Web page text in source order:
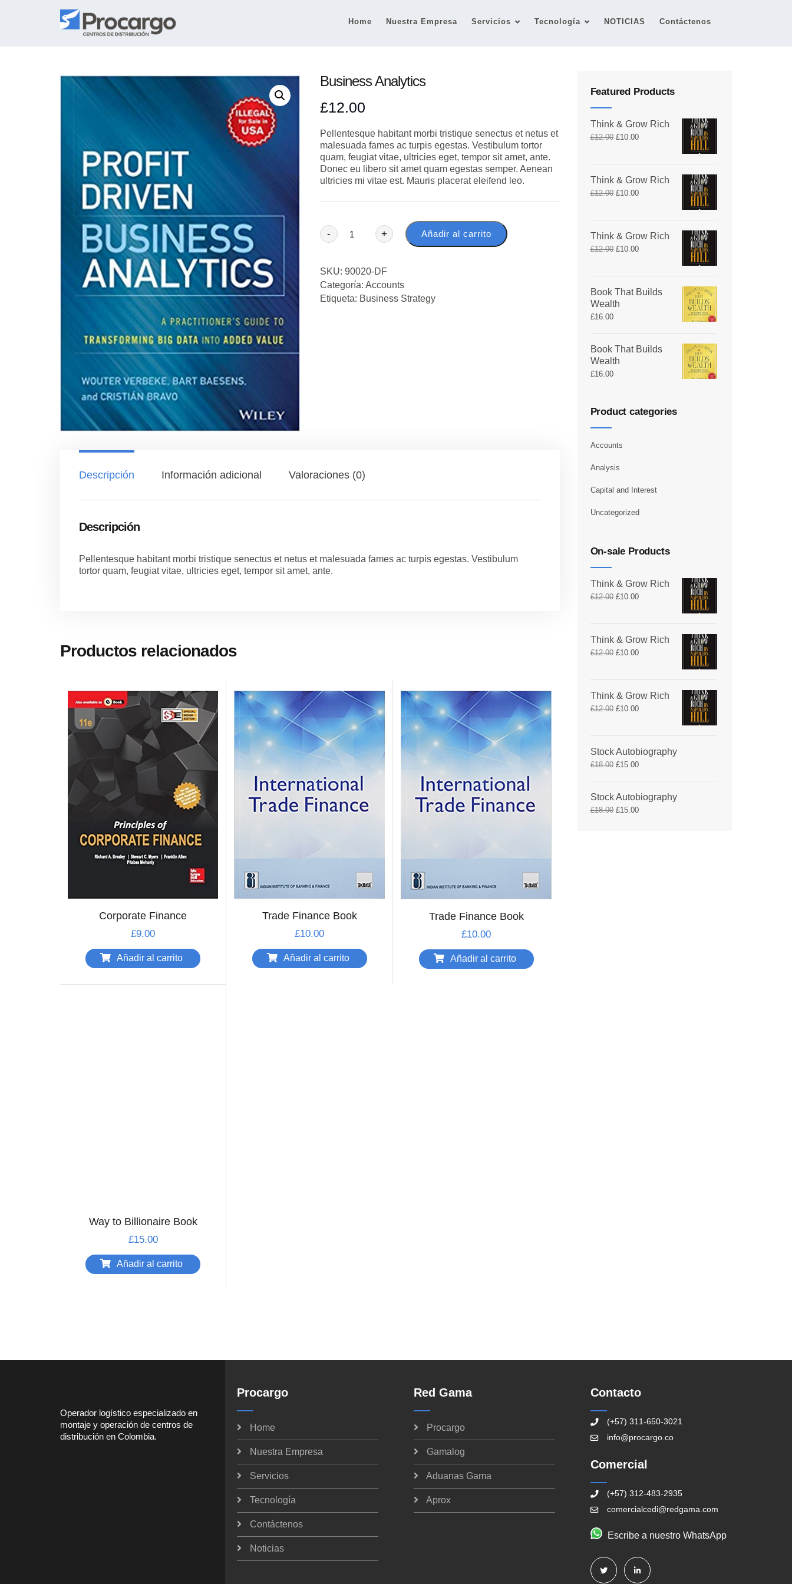
Home Nuestra Empresa Servicios Tecnología NOTICIAS Contáctenos
Business Analytics
£12.00
Pellentesque habitant morbi tristique senectus et netus et
malesuada fames ac turpis egestas. Vestibulum tortor
quam, feugiat vitae, ultricies eget, tempor sit amet, ante.
Donec eu libero sit amet quam egestas semper. Aenean
ultricies mi vitae est. Mauris placerat eleifend leo.
- + Añadir al carrito
SKU: 90020-DF
Categoría: Accounts
Etiqueta: Business Strategy
Descripción Información adicional Valoraciones (0)
Descripción
Pellentesque habitant morbi tristique senectus et netus et malesuada fames ac turpis egestas. Vestibulum
tortor quam, feugiat vitae, ultricies eget, tempor sit amet, ante.
Productos relacionados
Corporate Finance
£9.00
Añadir al carrito
Trade Finance Book
£10.00
Añadir al carrito
Trade Finance Book
£10.00
Añadir al carrito
Way to Billionaire Book
£15.00
Añadir al carrito
Featured Products
Think & Grow Rich
£12.00 £10.00
Think & Grow Rich
£12.00 £10.00
Think & Grow Rich
£12.00 £10.00
Book That Builds
Wealth
£16.00
Book That Builds
Wealth
£16.00
Product categories
Accounts
Analysis
Capital and Interest
Uncategorized
On-sale Products
Think & Grow Rich
£12.00 £10.00
Think & Grow Rich
£12.00 £10.00
Think & Grow Rich
£12.00 £10.00
Stock Autobiography
£18.00 £15.00
Stock Autobiography
£18.00 £15.00
Operador logístico especializado en
montaje y operación de centros de
distribución en Colombia.
Procargo
Home
Nuestra Empresa
Servicios
Tecnología
Contáctenos
Noticias
Red Gama
Procargo
Gamalog
Aduanas Gama
Aprox
Contacto
(+57) 311-650-3021
info@procargo.co
Comercial
(+57) 312-483-2935
comercialcedi@redgama.com
Escribe a nuestro WhatsApp